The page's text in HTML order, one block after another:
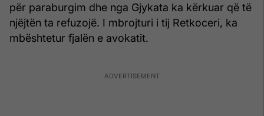
për paraburgim dhe nga Gjykata ka kërkuar që të
njëjtën ta refuzojë. I mbrojturi i tij Retkoceri, ka
mbështetur fjalën e avokatit.